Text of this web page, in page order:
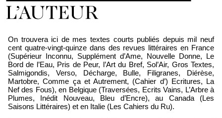
On trouvera ici de mes textes courts publiés depuis mil neuf
cent quatre-vingt-quinze dans des revues littéraires en France
(Supérieur Inconnu, Supplément d’Ame, Nouvelle Donne, Le
Bord de l’Eau, Pris de Peur, l’Art du Bref, Sol’Air, Gros Textes,
Salmigondis, Verso, Décharge, Bulle, Filigranes, Diérèse,
Martobre, Comme ça et Autrement, (Cahier d’) Ecritures, La
Nef des Fous), en Belgique (Traversées, Ecrits Vains, L’Arbre à
Plumes, Inédit Nouveau, Bleu d’Encre), au Canada (Les
Saisons Littéraires) et en Italie (Les Cahiers du Ru).